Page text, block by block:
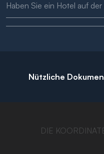
Haben Sie ein Hotel auf der
Nützliche
DIE